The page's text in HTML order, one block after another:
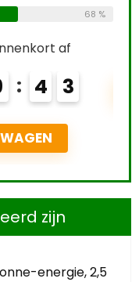
68 %
af
4 2
zijn
energie, 2,5